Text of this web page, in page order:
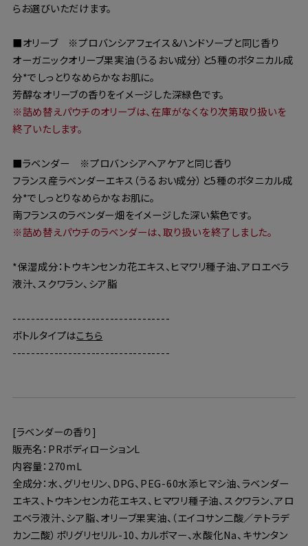
らお選びいただけます。
■オリーブ ※プロバンシアフェイス＆ハンドソープと同じ香り
オーガニックオリーブ果実油（うるおい成分）と5種のボタニカル成
分*でしっとりなめらかなお肌に。
芳醇なオリーブの香りをイメージした深緑色です。
※詰め替えパウチのオリーブは、在庫がなくなり次第取り扱いを
終了いたします。
■ラベンダー ※プロバンシアヘアケアと同じ香り
フランス産ラベンダーエキス（うるおい成分）と5種のボタニカル成
分*でしっとりなめらかなお肌に。
南フランスのラベンダー畑をイメージした深い紫色です。
※詰め替えパウチのラベンダーは、取り扱いを終了しました。
*保湿成分：トウキンセンカ花エキス、ヒマワリ種子油、アロエベラ
液汁、スクワラン、シア脂
----------------------------------
ボトルタイプはこちら
----------------------------------
[ラベンダーの香り]
販売名：PRボディローションL
内容量：270mL
全成分：水、グリセリン、DPG、PEG-60水添ヒマシ油、ラベンダー
エキス、トウキンセンカ花エキス、ヒマワリ種子油、スクワラン、アロ
エベラ液汁、シア脂、オリーブ果実油、（エイコサン二酸／テトラデ
カン二酸）ポリグリセリル-10、カルボマー、水酸化Na、キサンタン